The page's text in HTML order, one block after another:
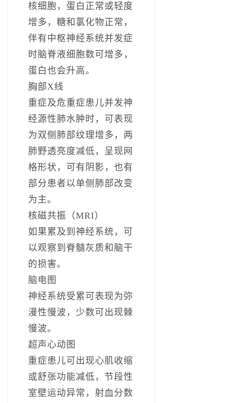
核细胞，蛋白正常或轻度
增多，糖和氯化物正常，
伴有中枢神经系统并发症
时脑脊液细胞数可增多，
蛋白也会升高。
胸部X线
重症及危重症患儿并发神
经源性肺水肿时，可表现
为双侧肺部纹理增多，两
肺野透亮度减低，呈现网
格形状，可有阴影，也有
部分患者以单侧肺部改变
为主。
核磁共振（MRI）
如果累及到神经系统，可
以观察到脊髓灰质和脑干
的损害。
脑电图
神经系统受累可表现为弥
漫性慢波，少数可出现棘
慢波。
超声心动图
重症患儿可出现心肌收缩
或舒张功能减低，节段性
室壁运动异常，射血分数